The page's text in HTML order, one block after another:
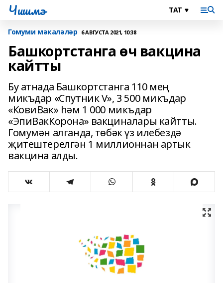
Чишмэ
Гомуми мәкаләләр 6 АВГУСТА 2021, 10:38
Башкортстанга өч вакцина
кайтты
Бу атнада Башкортстанга 110 мең
микъдар «Спутник V», 3 500 микъдар
«КовиВак» һәм 1 000 микъдар
«ЭпиВакКорона» вакциналары кайтты.
Гомумән алганда, төбәк үз илебездә
җитештерелгән 1 миллионнан артык
вакцина алды.